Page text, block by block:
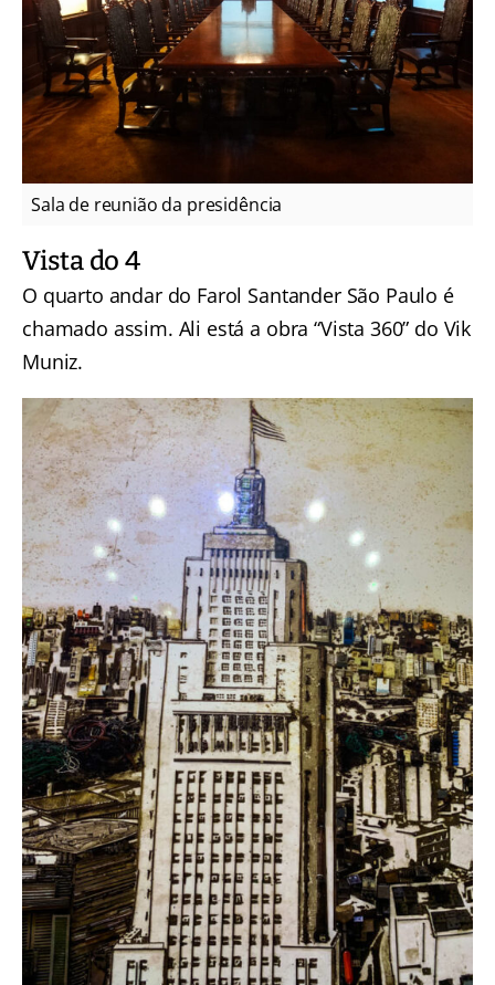
Sala de reunião da presidência
Vista do 4
O quarto andar do Farol Santander São Paulo é
chamado assim. Ali está a obra “Vista 360” do Vik
Muniz.